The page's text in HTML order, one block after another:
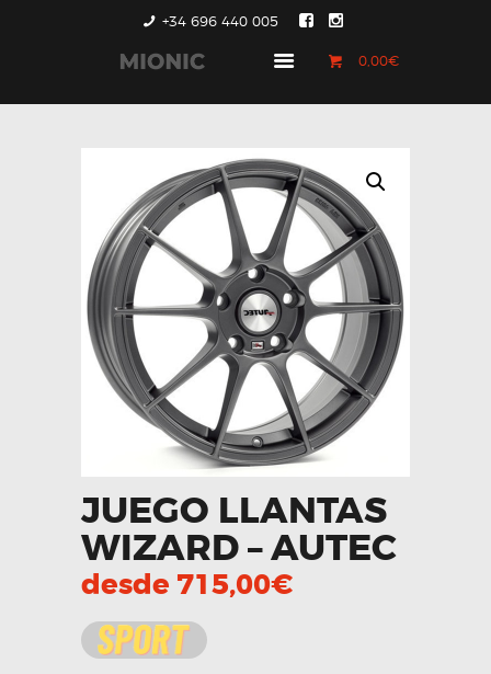
+34 696 440 005
0,00€
GENERACIÓN 1
GENERACIÓN 3
COUNTRYMAN &
PACEMAN
CONTACTO
JUEGO LLANTAS
WIZARD – AUTEC
desde 715,00€